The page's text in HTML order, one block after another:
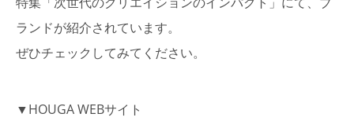
ランドが紹介されています。
ぜひチェックしてみてください。
▼HOUGA WEBサイト